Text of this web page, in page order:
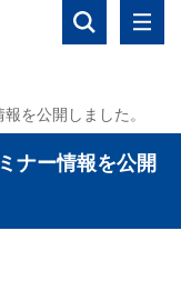
を公開しました。
ナー情報を公開